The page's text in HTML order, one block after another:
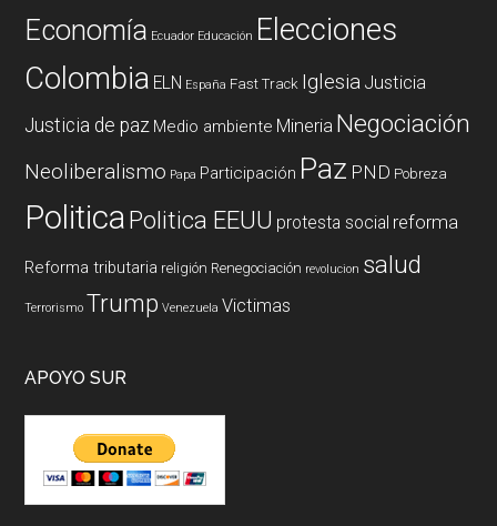
Economía Ecuador Educación Elecciones
Colombia ELN España Fast Track Iglesia Justicia
Justicia de paz Medio ambiente Mineria Negociación
Neoliberalismo Papa Participación Paz PND Pobreza
PoliticaPolitica EEUU protesta social reforma
Reforma tributaria religión Renegociación revolucion salud
Terrorismo Trump Venezuela Victimas
APOYO SUR